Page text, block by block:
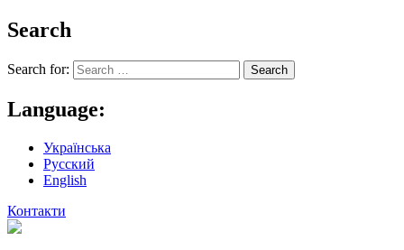
Search
Search for:
Language:
Українська
Русский
English
Контакти